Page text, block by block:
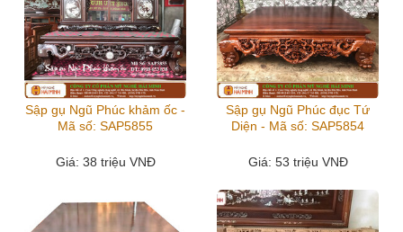
Sập gụ Ngũ Phúc khảm ốc -
Mã số: SAP5855
Giá: 38 triệu VNĐ
Sập gụ Ngũ Phúc đục Tứ
Diện - Mã số: SAP5854
Giá: 53 triệu VNĐ